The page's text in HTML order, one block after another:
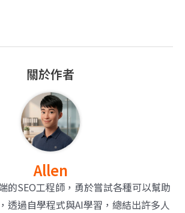
關於作者
Allen
的SEO工程師，勇於嘗試各種可以幫助
透過自學程式與AI學習，總結出許多人